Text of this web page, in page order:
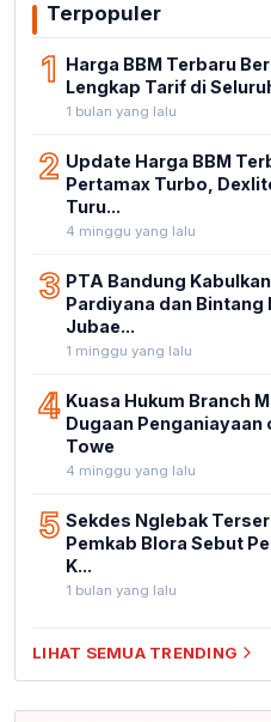
Terpopuler
1 Harga BBM Terbaru
Lengkap Tarif di
1 bulan yang lalu
2 Update Harga BBM
Pertamax Turbo,
Turu...
4 minggu yang lalu
3 PTA Bandung
Pardiyana dan Bintang
Jubae...
1 minggu yang lalu
4 Kuasa Hukum Branch
Dugaan Penganiayaan
Towe
4 minggu yang lalu
5 Sekdes Nglebak
Pemkab Blora Sebut
K...
1 bulan yang lalu
LIHAT SEMUA TRENDING